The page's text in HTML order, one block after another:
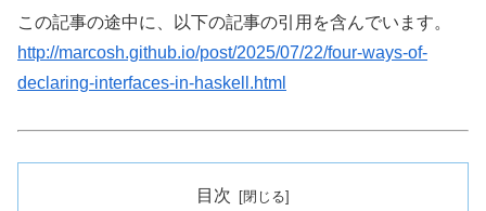
この記事の途中に、以下の記事の引用を含んでいます。
http://marcosh.github.io/post/2025/07/22/four-ways-of-
declaring-interfaces-in-haskell.html
目次